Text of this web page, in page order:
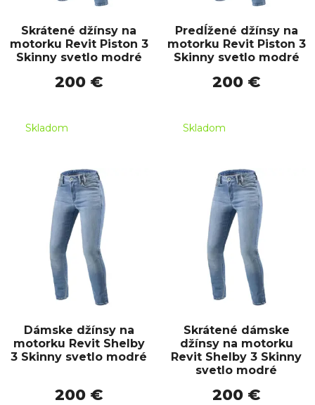
Skrátené džínsy na
motorku Revit Piston 3
Skinny svetlo modré
200 €
Skladom
Predĺžené džínsy na
motorku Revit Piston 3
Skinny svetlo modré
200 €
Skladom
Dámske džínsy na
motorku Revit Shelby
3 Skinny svetlo modré
200 €
Skrátené dámske
džínsy na motorku
Revit Shelby 3 Skinny
svetlo modré
200 €